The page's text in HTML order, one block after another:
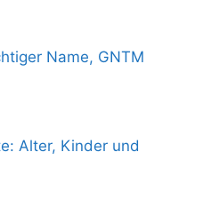
Name, GNTM
Alter, Kinder und